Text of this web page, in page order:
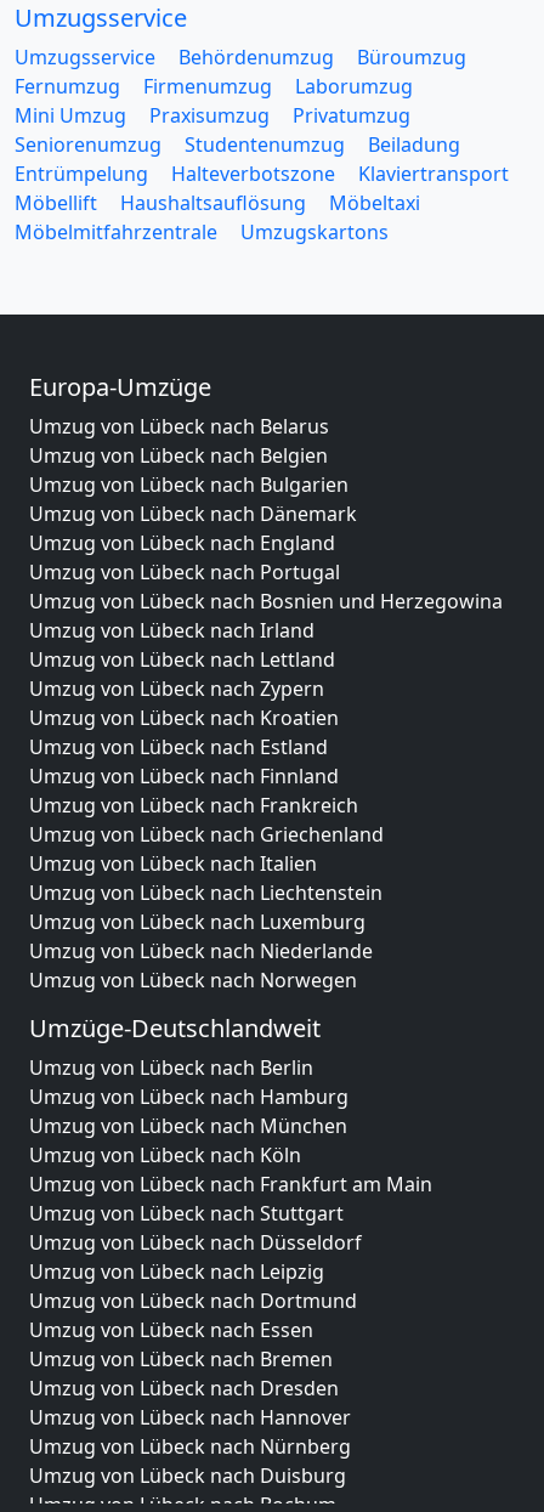
Umzugsservice
Umzugsservice Behördenumzug
Büroumzug
Fernumzug
Firmenumzug
Laborumzug
Mini Umzug
Praxisumzug
Privatumzug
Seniorenumzug
Studentenumzug
Beiladung
Entrümpelung
Halteverbotszone
Klaviertransport
Möbellift
Haushaltsauflösung
Möbeltaxi
Möbelmitfahrzentrale
Umzugskartons
Europa-Umzüge
Umzug von Lübeck nach Belarus
Umzug von Lübeck nach Belgien
Umzug von Lübeck nach Bulgarien
Umzug von Lübeck nach Dänemark
Umzug von Lübeck nach England
Umzug von Lübeck nach Portugal
Umzug von Lübeck nach Bosnien und Herzegowina
Umzug von Lübeck nach Irland
Umzug von Lübeck nach Lettland
Umzug von Lübeck nach Zypern
Umzug von Lübeck nach Kroatien
Umzug von Lübeck nach Estland
Umzug von Lübeck nach Finnland
Umzug von Lübeck nach Frankreich
Umzug von Lübeck nach Griechenland
Umzug von Lübeck nach Italien
Umzug von Lübeck nach Liechtenstein
Umzug von Lübeck nach Luxemburg
Umzug von Lübeck nach Niederlande
Umzug von Lübeck nach Norwegen
Umzüge-Deutschlandweit
Umzug von Lübeck nach Berlin
Umzug von Lübeck nach Hamburg
Umzug von Lübeck nach München
Umzug von Lübeck nach Köln
Umzug von Lübeck nach Frankfurt am Main
Umzug von Lübeck nach Stuttgart
Umzug von Lübeck nach Düsseldorf
Umzug von Lübeck nach Leipzig
Umzug von Lübeck nach Dortmund
Umzug von Lübeck nach Essen
Umzug von Lübeck nach Bremen
Umzug von Lübeck nach Dresden
Umzug von Lübeck nach Hannover
Umzug von Lübeck nach Nürnberg
Umzug von Lübeck nach Duisburg
Umzug von Lübeck nach Bochum